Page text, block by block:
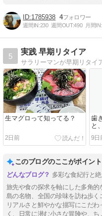
1785938 4
週間IN:230 週間OUT:490 月間IN:
5
実践 早期リタイア
生マグロって知ってる？
2日前
歯
と
9日
このブログのここがポイント
多彩な食紀行と
旅先や食の探求を軸にした多角
島の名物、全国の珍味を訪ね歩
リアルさと鮮やかな描写にこだ
く、日常に潜む小さな冒険や、